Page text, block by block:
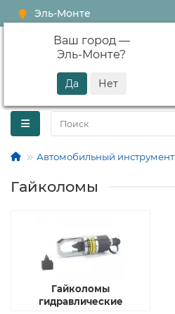
Эль-Монте
Ваш город —
Эль-Монте?
Автомобильный инструмент
Гайколомы
Гайколомы
гидравлические